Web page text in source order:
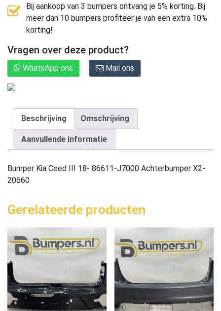
Bij aankoop van 3 bumpers ontvang je 5% korting. Bij
meer dan 10 bumpers profiteer je van een extra 10%
korting!
Vragen over deze product?
WhatsApp ons Mail ons
Beschrijving Omschrijving
Aanvullende informatie
Bumper Kia Ceed III 18- 86611-J7000 Achterbumper X2-
20660
Gerelateerde producten